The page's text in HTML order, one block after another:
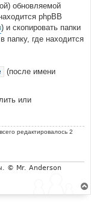
обновляемой
phpBB
) и скопировать папки
папку, где находится
(после имени
или
редактировалось 2
© Mr. Anderson